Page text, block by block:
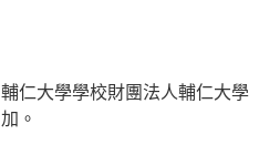
輔仁大學學校財團法人輔仁大學
加。